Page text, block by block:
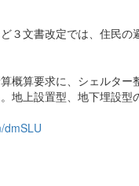
３文書改定では、住民
概算要求に、シェルタ
地上設置型、地下埋設型
dmSLU